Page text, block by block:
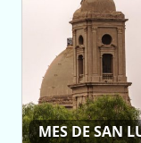
MES DE SAN